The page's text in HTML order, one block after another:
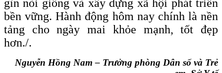
gìn nòi giống và xây dựng xã hội phát triển
bền vững. Hành động hôm nay chính là nền
tảng cho ngày mai khỏe mạnh, tốt đẹp
hơn./.
Nguyễn Hồng Nam – Trưởng phòng Dân số và Trẻ